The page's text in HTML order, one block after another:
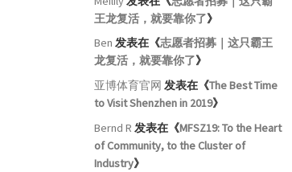
王龙复活，就要靠你了》
Ben 发表在《志愿者招募｜这只霸王
龙复活，就要靠你了》
亚博体育官网 发表在《The Best Time
to Visit Shenzhen in 2019》
Bernd R 发表在《MFSZ19: To the Heart
of Community, to the Cluster of
Industry》